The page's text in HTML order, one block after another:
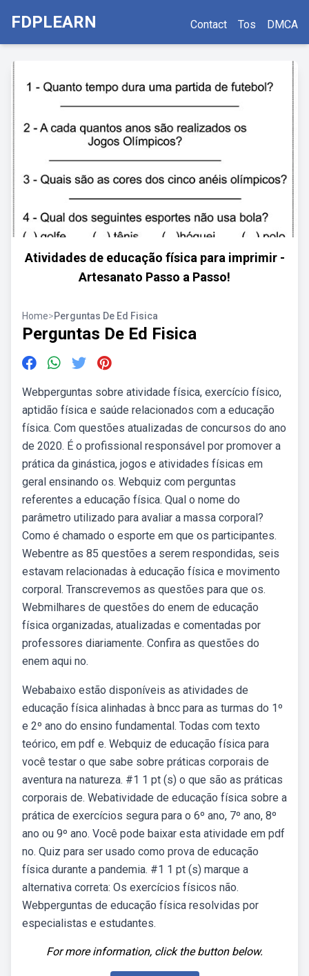
FDPLEARN Contact Tos DMCA
Atividades de educação física para imprimir -
Artesanato Passo a Passo!
Home>Perguntas De Ed Fisica
Perguntas De Ed Fisica
Webperguntas sobre atividade física, exercício físico,
aptidão física e saúde relacionados com a educação
física. Com questões atualizadas de concursos do ano
de 2020. É o profissional responsável por promover a
prática da ginástica, jogos e atividades físicas em
geral ensinando os. Webquiz com perguntas
referentes a educação física. Qual o nome do
parâmetro utilizado para avaliar a massa corporal?
Como é chamado o esporte em que os participantes.
Webentre as 85 questões a serem respondidas, seis
estavam relacionadas à educação física e movimento
corporal. Transcrevemos as questões para que os.
Webmilhares de questões do enem de educação
física organizadas, atualizadas e comentadas por
professores diariamente. Confira as questões do
enem aqui no.
Webabaixo estão disponíveis as atividades de
educação física alinhadas à bncc para as turmas do 1º
e 2º ano do ensino fundamental. Todas com texto
teórico, em pdf e. Webquiz de educação física para
você testar o que sabe sobre práticas corporais de
aventura na natureza. #1 1 pt (s) o que são as práticas
corporais de. Webatividade de educação física sobre a
prática de exercícios segura para o 6º ano, 7º ano, 8º
ano ou 9º ano. Você pode baixar esta atividade em pdf
no. Quiz para ser usado como prova de educação
física durante a pandemia. #1 1 pt (s) marque a
alternativa correta: Os exercícios físicos não.
Webperguntas de educação física resolvidas por
especialistas e estudantes.
For more information, click the button below.